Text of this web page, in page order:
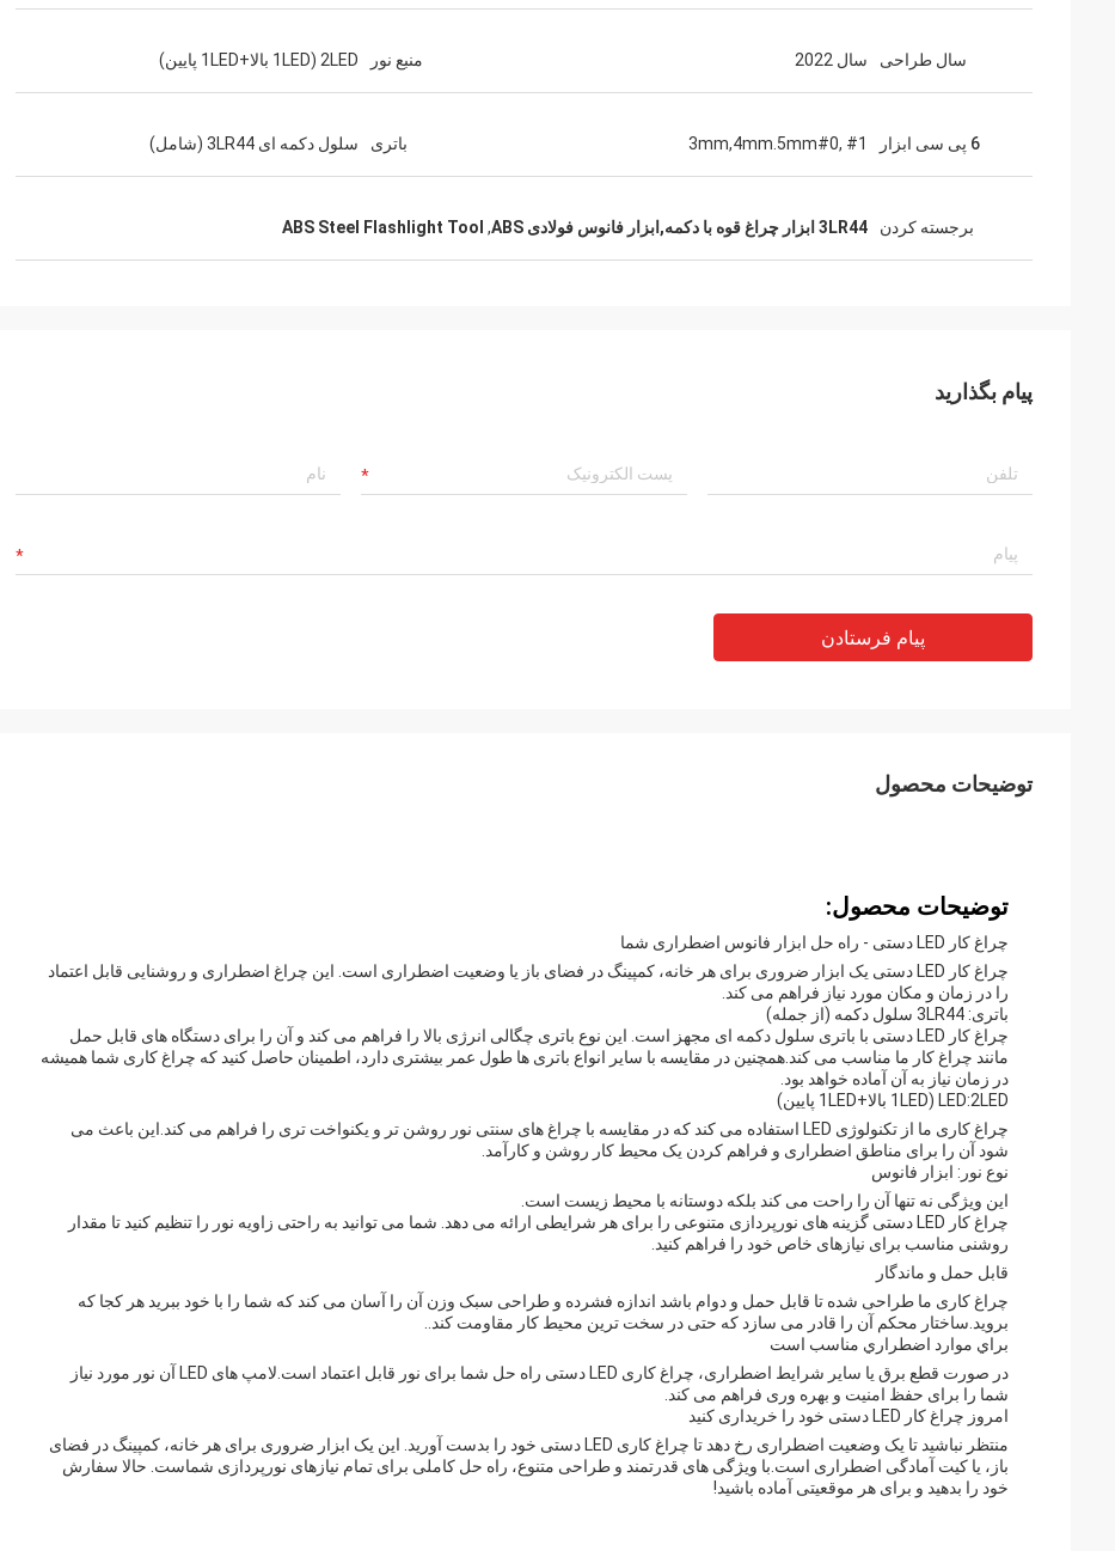
بوده است و از همه شما بسیار قدردانی می
خود برای همکاری در چنین پروژه های بسیار
متنوعی کار من را بسیار آسان کرده اید. من
سال طراحی سال 2022 منبع نور 2LED (1LED بالا+1LED پایین)
6 پی سی ابزار 3mm,4mm.5mm#0, #1  باتری سلول دکمه ای 3LR44 (شامل)
برجسته کردن 3LR44 ابزار چراغ قوه با دکمه,ابزار فانوس فولادی ABS ,
ABS Steel Flashlight Tool
پیام بگذارید
پیام فرستادن
توضیحات محصول
توضیحات محصول:
چراغ کار LED دستی - راه حل ابزار فانوس اضطراری شما
چراغ کار LED دستی یک ابزار ضروری برای هر خانه، کمپینگ در فضای باز یا وضعیت اضطراری است. این چراغ اضطراری و روشنایی قابل اعتماد
را در زمان و مکان مورد نیاز فراهم می کند.
باتری: 3LR44 سلول دکمه (از جمله)
چراغ کار LED دستی با باتری سلول دکمه ای مجهز است. این نوع باتری چگالی انرژی بالا را فراهم می کند و آن را برای دستگاه های قابل حمل
مانند چراغ کار ما مناسب می کند.همچنین در مقایسه با سایر انواع باتری ها طول عمر بیشتری دارد، اطمینان حاصل کنید که چراغ کاری شما همیشه
در زمان نیاز به آن آماده خواهد بود.
LED:2LED (1LED بالا+1LED پایین)
چراغ کاری ما از تکنولوژی LED استفاده می کند که در مقایسه با چراغ های سنتی نور روشن تر و یکنواخت تری را فراهم می کند.این باعث می
شود آن را برای مناطق اضطراری و فراهم کردن یک محیط کار روشن و کارآمد.
نوع نور: ابزار فانوس
این ویژگی نه تنها آن را راحت می کند بلکه دوستانه با محیط زیست است.
چراغ کار LED دستی گزینه های نورپردازی متنوعی را برای هر شرایطی ارائه می دهد. شما می توانید به راحتی زاویه نور را تنظیم کنید تا مقدار
روشنی مناسب برای نیازهای خاص خود را فراهم کنید.
قابل حمل و ماندگار
چراغ کاری ما طراحی شده تا قابل حمل و دوام باشد اندازه فشرده و طراحی سبک وزن آن را آسان می کند که شما را با خود ببرید هر کجا که
بروید.ساختار محکم آن را قادر می سازد که حتی در سخت ترین محیط کار مقاومت کند..
براي موارد اضطراري مناسب است
در صورت قطع برق یا سایر شرایط اضطراری، چراغ کاری LED دستی راه حل شما برای نور قابل اعتماد است.لامپ های LED آن نور مورد نیاز
شما را برای حفظ امنیت و بهره وری فراهم می کند.
امروز چراغ کار LED دستی خود را خریداری کنید
منتظر نباشید تا یک وضعیت اضطراری رخ دهد تا چراغ کاری LED دستی خود را بدست آورید. این یک ابزار ضروری برای هر خانه، کمپینگ در فضای
باز، یا کیت آمادگی اضطراری است.با ویژگی های قدرتمند و طراحی متنوع، راه حل کاملی برای تمام نیازهای نورپردازی شماست. حالا سفارش
خود را بدهید و برای هر موقعیتی آماده باشید!